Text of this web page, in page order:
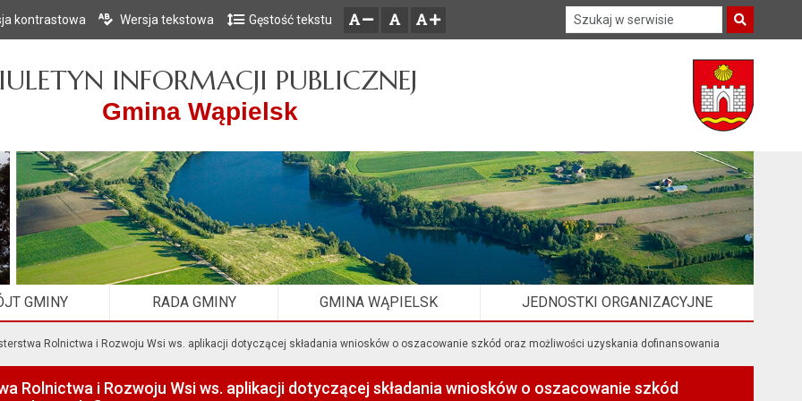
Przejdź do głównego menu
Przejdź do treści
Przejdź do mapy serwisu
kontrastowa Wersja tekstowa Gęstość tekstu
INFORMACJI PUBLICZNEJ
Gmina Wąpielsk
GMINY RADA GMINY GMINA WĄPIELSK JEDNOSTKI ORGANIZACYJNE
Rolnictwa i Rozwoju Wsi ws. aplikacji dotyczącej składania wniosków o oszacowanie szkód oraz możliwości uzyskania dofinansowania
Rolnictwa i Rozwoju Wsi ws. aplikacji dotyczącej składania wniosków o oszacowanie szkód